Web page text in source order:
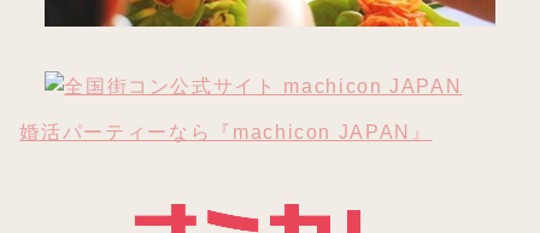
婚活パーティーなら『machicon JAPAN』